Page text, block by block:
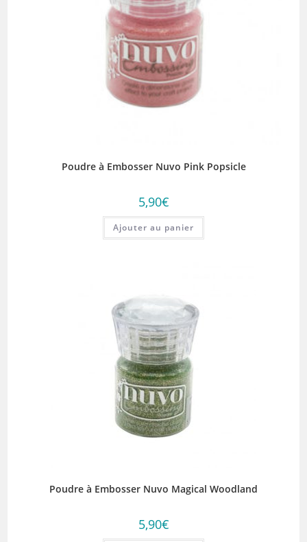
Poudre à Embosser Nuvo Pink Popsicle
5,90€
Ajouter au panier
Poudre à Embosser Nuvo Magical Woodland
5,90€